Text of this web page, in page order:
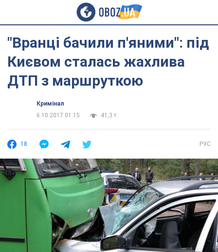
"Вранці бачили п'яними": під
Києвом сталась жахлива
ДТП з маршруткою
Кримінал
6.10.2017 01:15
41,3 т.
18 РУС